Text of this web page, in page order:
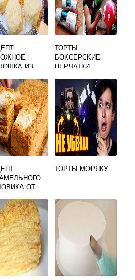
ИЗ
ТОРТЫ
БОКСЕРСКИЕ
ПЕРЧАТКИ
ОТ
ТОРТЫ МОРЯКУ